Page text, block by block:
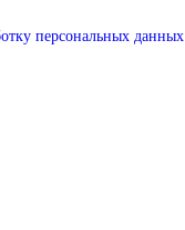
персональных данных